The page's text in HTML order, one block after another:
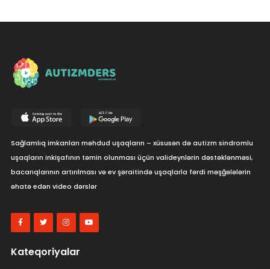
Sağlamlıq imkanları məhdud uşaqların – xüsusən də autizm sindromlu
uşaqların inkişafının təmin olunması üçün valideynlərin dəstəklənməsi,
bacarıqlarının artırılması və ev şəraitində uşaqlarla fərdi məşğələlərin
əhatə edən video dərslər
Kateqoriyalar